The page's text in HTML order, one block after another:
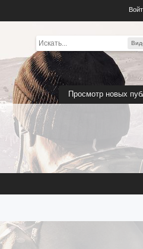
Просмотр новых